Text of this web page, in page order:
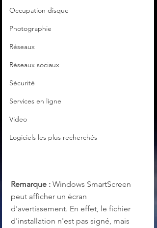
Occupation disque
Photographie
Réseaux
Réseaux sociaux
Sécurité
Services en ligne
Video
Logiciels les plus recherchés
Remarque : Windows SmartScreen
peut afficher un écran
d'avertissement. En effet, le fichier
d'installation n'est pas signé, mais